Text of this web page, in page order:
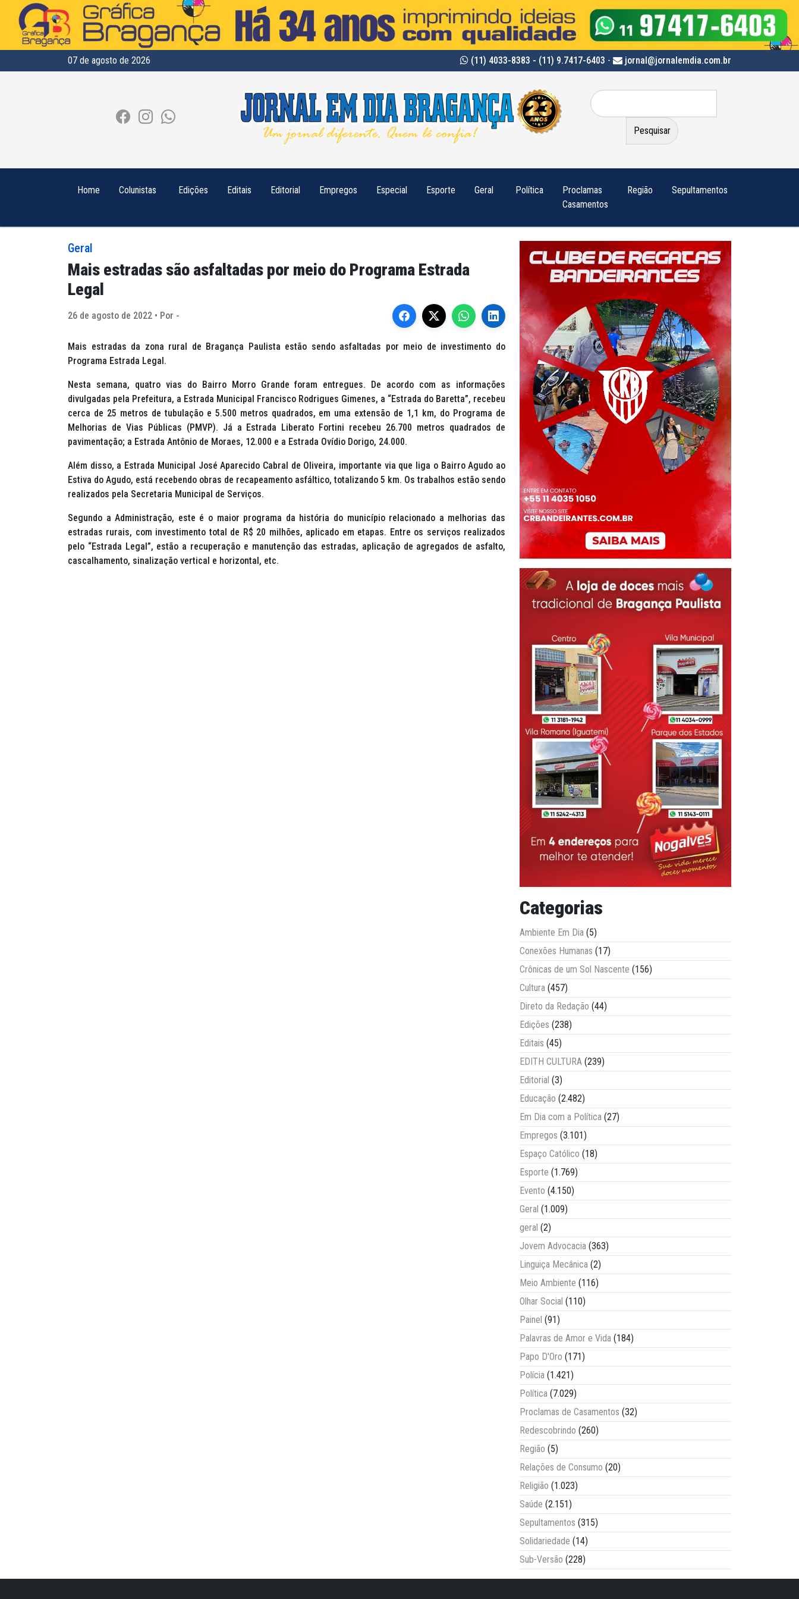
07 de agosto de 2026 (11) 4033-8383 - (11) 9.7417-6403 - jornal@jornalemdia.com.br
Pesquisar
por:
Home Colunistas Edições Editais Editorial Empregos Especial Esporte Geral Política
Proclamas
Casamentos
Região Sepultamentos
Geral
Mais estradas são asfaltadas por meio do Programa Estrada
Legal
26 de agosto de 2022 • Por -
Mais estradas da zona rural de Bragança Paulista estão sendo asfaltadas por meio de investimento do
Programa Estrada Legal.
Nesta semana, quatro vias do Bairro Morro Grande foram entregues. De acordo com as informações
divulgadas pela Prefeitura, a Estrada Municipal Francisco Rodrigues Gimenes, a “Estrada do Baretta”, recebeu
cerca de 25 metros de tubulação e 5.500 metros quadrados, em uma extensão de 1,1 km, do Programa de
Melhorias de Vias Públicas (PMVP). Já a Estrada Liberato Fortini recebeu 26.700 metros quadrados de
pavimentação; a Estrada Antônio de Moraes, 12.000 e a Estrada Ovídio Dorigo, 24.000.
Além disso, a Estrada Municipal José Aparecido Cabral de Oliveira, importante via que liga o Bairro Agudo ao
Estiva do Agudo, está recebendo obras de recapeamento asfáltico, totalizando 5 km. Os trabalhos estão sendo
realizados pela Secretaria Municipal de Serviços.
Segundo a Administração, este é o maior programa da história do município relacionado a melhorias das
estradas rurais, com investimento total de R$ 20 milhões, aplicado em etapas. Entre os serviços realizados
pelo “Estrada Legal”, estão a recuperação e manutenção das estradas, aplicação de agregados de asfalto,
cascalhamento, sinalização vertical e horizontal, etc.
Categorias
Ambiente Em Dia (5)
Conexões Humanas (17)
Crônicas de um Sol Nascente (156)
Cultura (457)
Direto da Redação (44)
Edições (238)
Editais (45)
EDITH CULTURA (239)
Editorial (3)
Educação (2.482)
Em Dia com a Política (27)
Empregos (3.101)
Espaço Católico (18)
Esporte (1.769)
Evento (4.150)
Geral (1.009)
geral (2)
Jovem Advocacia (363)
Linguiça Mecânica (2)
Meio Ambiente (116)
Olhar Social (110)
Painel (91)
Palavras de Amor e Vida (184)
Papo D'Oro (171)
Polícia (1.421)
Política (7.029)
Proclamas de Casamentos (32)
Redescobrindo (260)
Região (5)
Relações de Consumo (20)
Religião (1.023)
Saúde (2.151)
Sepultamentos (315)
Solidariedade (14)
Sub-Versão (228)